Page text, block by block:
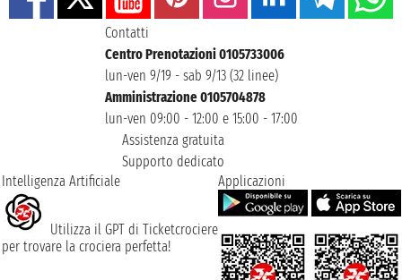
Contatti
Centro Prenotazioni 0105733006
lun-ven 9/19 - sab 9/13 (32 linee)
Amministrazione 0105704878
lun-ven 09:00 - 12:00 e 15:00 - 17:00
Assistenza gratuita
Supporto dedicato
Intelligenza Artificiale
Utilizza il GPT di Ticketcrociere
per trovare la crociera perfetta!
Applicazioni